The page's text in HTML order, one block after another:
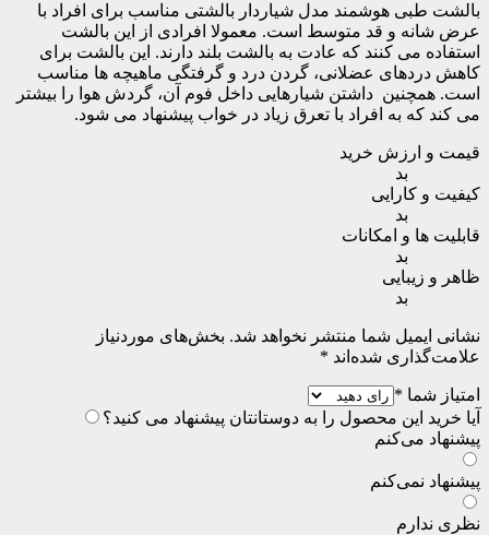
بالشت طبی هوشمند مدل شیاردار بالشتی مناسب برای افراد با
عرض شانه و قد متوسط است. معمولا افرادی از این بالشت
استفاده می کنند که عادت به بالشت بلند دارند. این بالشت برای
کاهش دردهای عضلانی، گردن درد و گرفتگی ماهیچه ها مناسب
است. همچنین داشتن شیارهایی داخل فوم آن، گردش هوا را بیشتر
می کند که به افراد با تعرق زیاد در خواب پیشنهاد می شود.
قیمت و ارزش خرید
بد
کیفیت و کارایی
بد
قابلیت ها و امکانات
بد
ظاهر و زیبایی
بد
نشانی ایمیل شما منتشر نخواهد شد. بخش‌های موردنیاز
علامت‌گذاری شده‌اند *
امتیاز شما *
آیا خرید این محصول را به دوستانتان پیشنهاد می کنید؟
پیشنهاد می‌کنم
پیشنهاد نمی‌کنم
نظری ندارم